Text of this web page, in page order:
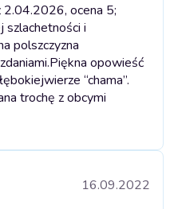
2.04.2026, ocena 5;
szlachetności i
polszczyzna
Piękna opowieść
“chama”.
trochę z obcymi
16.09.2022